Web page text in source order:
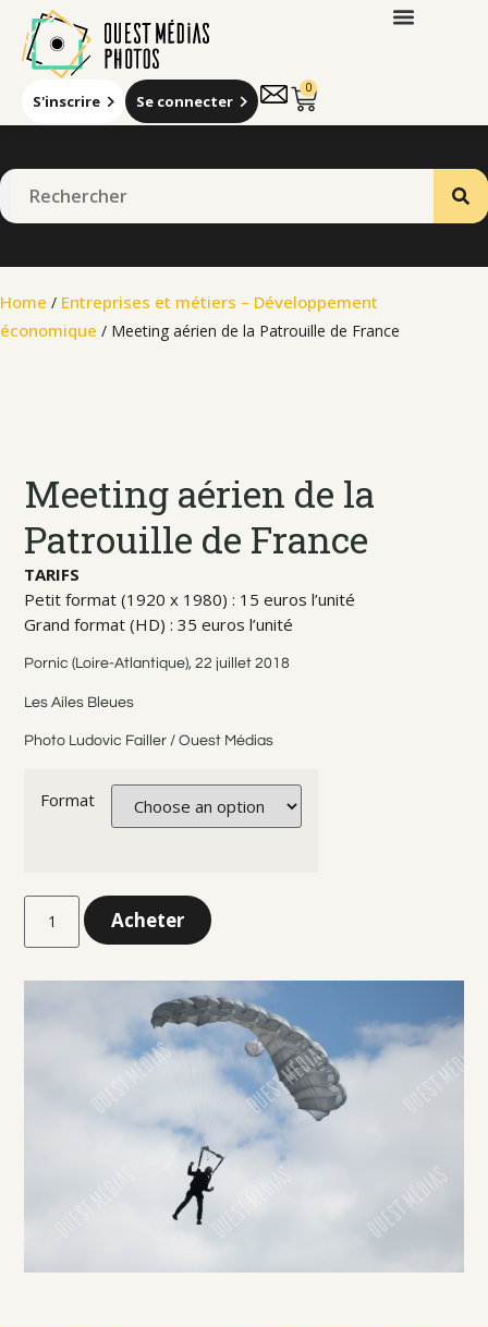
S'inscrire Se connecter
0
Home / Entreprises et métiers – Développement
économique / Meeting aérien de la Patrouille de France
Meeting aérien de la
Patrouille de France
TARIFS
Petit format (1920 x 1980) : 15 euros l’unité
Grand format (HD) : 35 euros l’unité
Pornic (Loire-Atlantique), 22 juillet 2018
Les Ailes Bleues
Photo Ludovic Failler / Ouest Médias
Format
Acheter